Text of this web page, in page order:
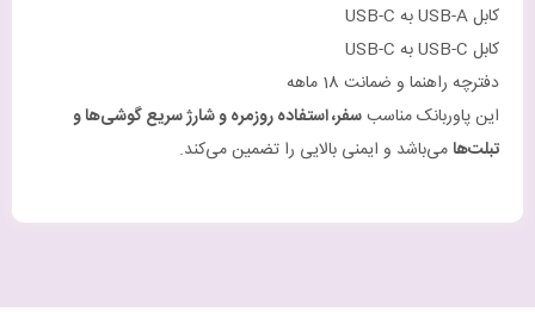
کابل USB-A به USB-C
کابل USB-C به USB-C
دفترچه راهنما و ضمانت 18 ماهه
این پاوربانک مناسبسفر، استفاده روزمره و شارژ سریع گوشی‌ها و
تبلت‌ها می‌باشد و ایمنی بالایی را تضمین می‌کند.